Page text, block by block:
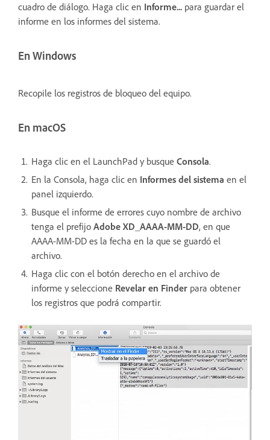
cuadro de diálogo. Haga clic en Informe... para guardar el
informe en los informes del sistema.
En Windows
Recopile los registros de bloqueo del equipo.
En macOS
Haga clic en el LaunchPad y busque Consola.
En la Consola, haga clic en Informes del sistema en el
panel izquierdo.
Busque el informe de errores cuyo nombre de archivo
tenga el prefijo Adobe XD_AAAA-MM-DD, en que
AAAA-MM-DD es la fecha en la que se guardó el
archivo.
Haga clic con el botón derecho en el archivo de
informe y seleccione Revelar en Finder para obtener
los registros que podrá compartir.